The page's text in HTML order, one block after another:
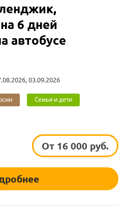
6 дней
автобусе
03.09.2026
Семья и дети
От 16 000 руб.